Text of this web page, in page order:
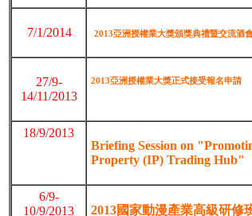
7/1/2014 2013亞洲授權業大獎頒獎典禮暨交流酒
27/9-
14/11/2013
2013亞洲授權業大獎正式接受報名申請
18/9/2013
Briefing Session on
Property (IP) Trading Hub"
6/9-
10/9/2013
2013國家動漫產業高級研修